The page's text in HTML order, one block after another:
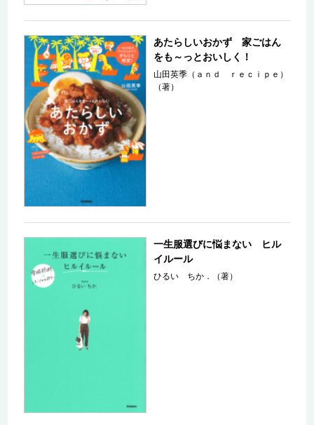
あたらしいおかず 家ごはん
をも～っとおいしく！
山田英季（ａｎｄ ｒｅｃｉｐｅ）
（著）
一生服選びに悩まない ヒル
イルール
ひるい ちか．（著）